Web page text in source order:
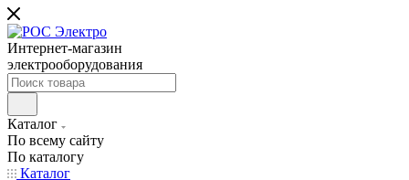
Интернет-магазин
электрооборудования
Каталог
По всему сайту
По каталогу
Каталог